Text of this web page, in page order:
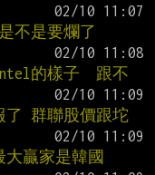
不是要爛了
的樣子  跟不
群聯股價跟坨
贏家是韓國